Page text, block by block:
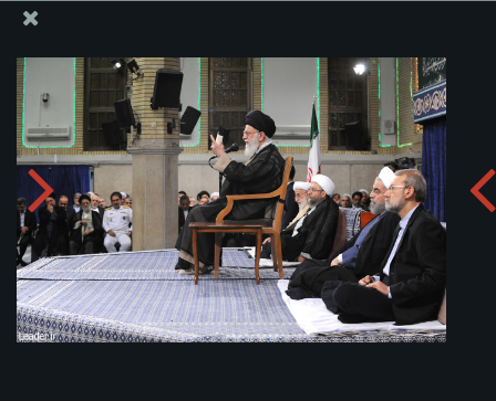
12. Dönem Cumhurbaşkanlık Seçimlerinin İslam
İnkılabı Rehberi tarafından Onanması Töreni
Albümü indirin: